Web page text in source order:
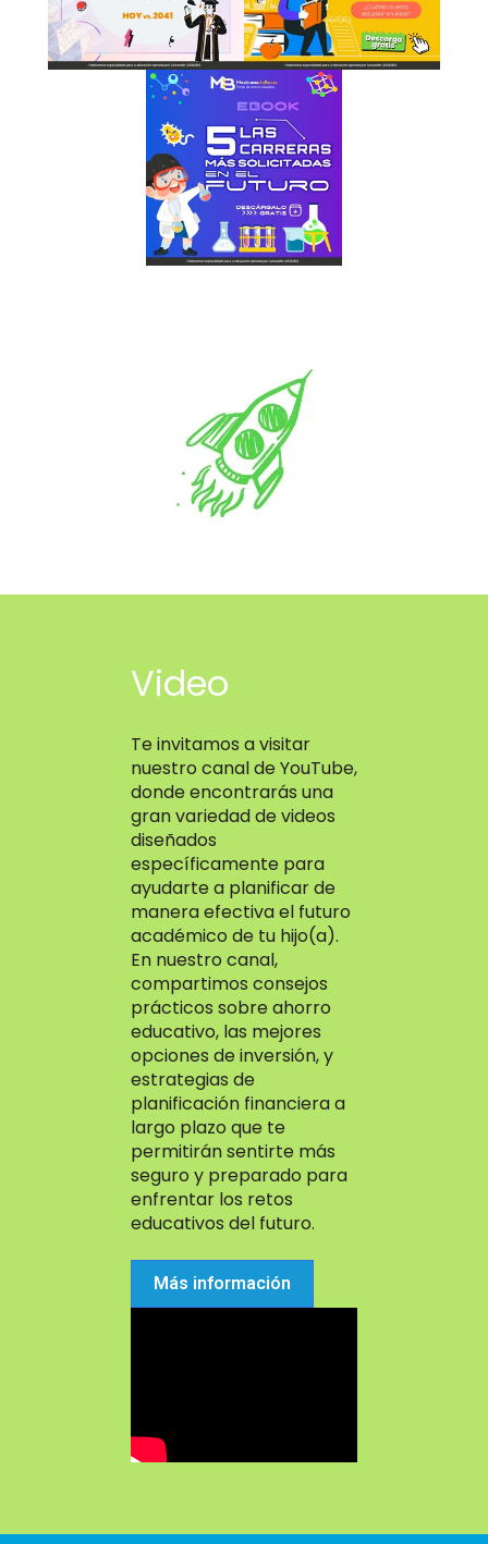
Video
Te invitamos a visitar
nuestro canal de YouTube,
donde encontrarás una
gran variedad de videos
diseñados
específicamente para
ayudarte a planificar de
manera efectiva el futuro
académico de tu hijo(a).
En nuestro canal,
compartimos consejos
prácticos sobre ahorro
educativo, las mejores
opciones de inversión, y
estrategias de
planificación financiera a
largo plazo que te
permitirán sentirte más
seguro y preparado para
enfrentar los retos
educativos del futuro.
Más información